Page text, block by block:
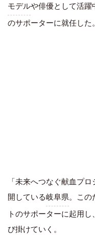
モデルや俳優として活躍
のサポーターに就任した。
「未来へつなぐ献血プ
開している岐阜県。この
トのサポーターに起用
び掛けていく。